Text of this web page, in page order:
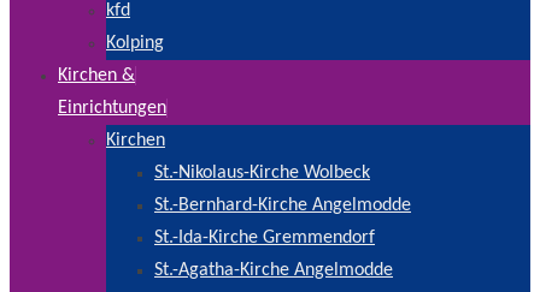
kfd
Kolping
Kirchen &
Einrichtungen
Kirchen
St.-Nikolaus-Kirche Wolbeck
St.-Bernhard-Kirche Angelmodde
St.-Ida-Kirche Gremmendorf
St.-Agatha-Kirche Angelmodde